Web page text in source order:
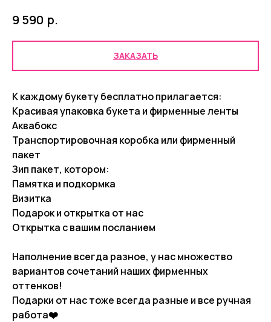
9 590 р.
ЗАКАЗАТЬ
К каждому букету бесплатно прилагается:
Красивая упаковка букета и фирменные ленты
Аквабокс
Транспортировочная коробка или фирменный
пакет
Зип пакет, котором:
Памятка и подкормка
Визитка
Подарок и открытка от нас
Открытка с вашим посланием
Наполнение всегда разное, у нас множество
вариантов сочетаний наших фирменных
оттенков!
Подарки от нас тоже всегда разные и все ручная
работа❤️